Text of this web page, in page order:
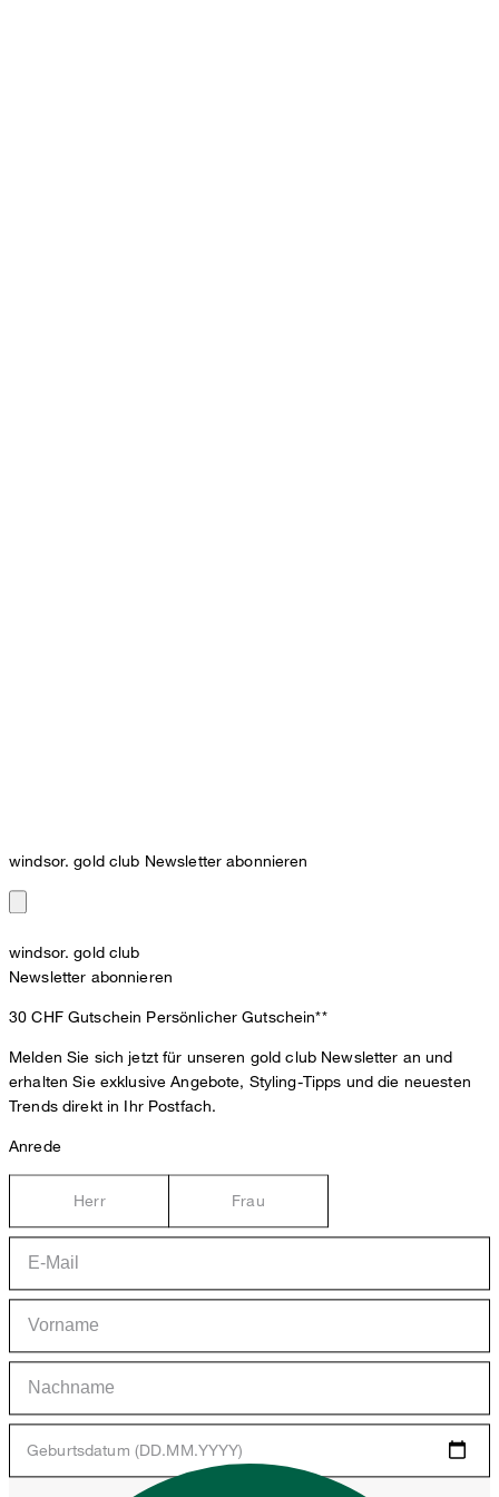
windsor. gold club Newsletter abonnieren
windsor. gold club
Newsletter abonnieren
30 CHF Gutschein Persönlicher Gutschein**
Melden Sie sich jetzt für unseren gold club Newsletter an und
erhalten Sie exklusive Angebote, Styling-Tipps und die neuesten
Trends direkt in Ihr Postfach.
Anrede
Herr Frau
Geburtsdatum (DD.MM.YYYY)